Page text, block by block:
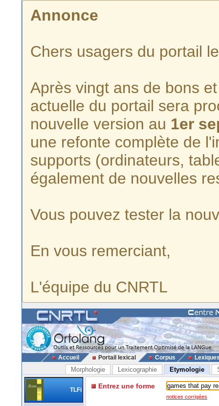
Annonce
Chers usagers du portail
Après vingt ans de bons
actuelle du portail sera
nouvelle version au 1er
une refonte complète de
supports (ordinateurs,
également de nouvelles
Vous pouvez tester la
En vous remerciant,
L'équipe du CNRTL
Accueil Portail lexical Corpus
Morphologie Lexicographie Etymologie
TLFi Entrez une forme
notices corrigées